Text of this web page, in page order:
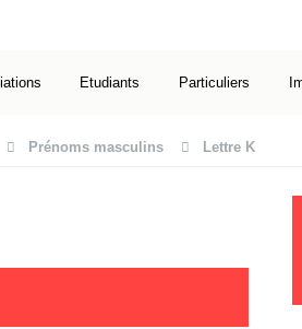
Etudiants Particuliers
Prénoms masculins Lettre K